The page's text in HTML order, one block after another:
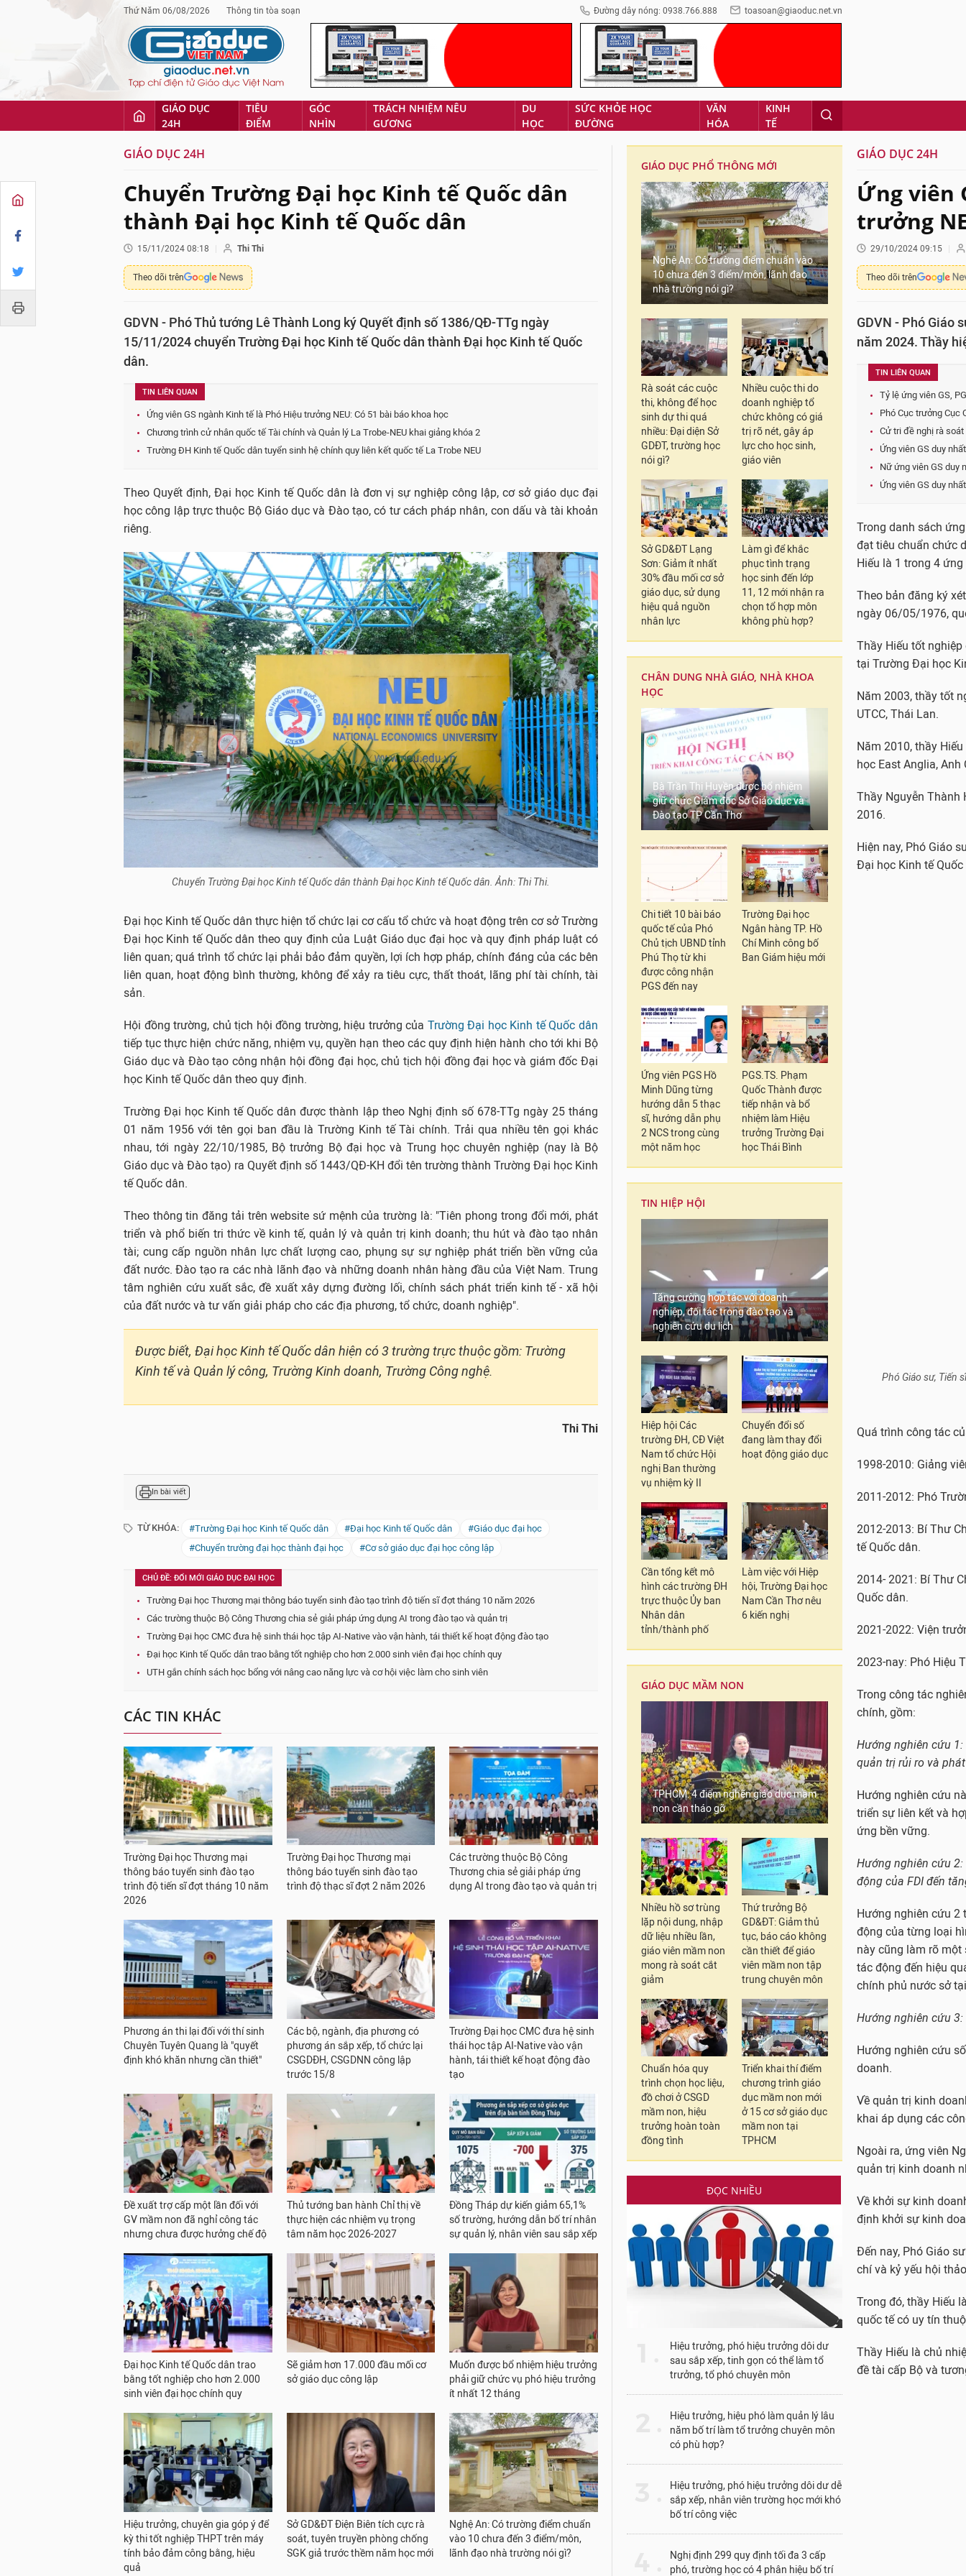
Thứ Năm 06/08/2026 Thông tin tòa soạn Đường dây nóng: 0938.766.888 toasoan@giaoduc.net.vn
GIÁO DỤC
24H
TIÊU
ĐIỂM
GÓC
NHÌN
TRÁCH NHIỆM NÊU
GƯƠNG
DU
HỌC
SỨC KHỎE HỌC
ĐƯỜNG
VĂN
HÓA
KINH
TẾ
GIÁO DỤC 24H
Chuyển Trường Đại học Kinh tế Quốc dân
thành Đại học Kinh tế Quốc dân
15/11/2024 08:18 Thi Thi
Theo dõi trên
GDVN - Phó Thủ tướng Lê Thành Long ký Quyết định số 1386/QĐ-TTg ngày
15/11/2024 chuyển Trường Đại học Kinh tế Quốc dân thành Đại học Kinh tế Quốc
dân.
TIN LIÊN QUAN
Ứng viên GS ngành Kinh tế là Phó Hiệu trưởng NEU: Có 51 bài báo khoa học
Chương trình cử nhân quốc tế Tài chính và Quản lý La Trobe-NEU khai giảng khóa 2
Trường ĐH Kinh tế Quốc dân tuyển sinh hệ chính quy liên kết quốc tế La Trobe NEU
Theo Quyết định, Đại học Kinh tế Quốc dân là đơn vị sự nghiệp công lập, cơ sở giáo dục đại
học công lập trực thuộc Bộ Giáo dục và Đào tạo, có tư cách pháp nhân, con dấu và tài khoản
riêng.
Chuyển Trường Đại học Kinh tế Quốc dân thành Đại học Kinh tế Quốc dân. Ảnh: Thi Thi.
Đại học Kinh tế Quốc dân thực hiện tổ chức lại cơ cấu tổ chức và hoạt động trên cơ sở Trường
Đại học Kinh tế Quốc dân theo quy định của Luật Giáo dục đại học và quy định pháp luật có
liên quan; quá trình tổ chức lại phải bảo đảm quyền, lợi ích hợp pháp, chính đáng của các bên
liên quan, hoạt động bình thường, không để xảy ra tiêu cực, thất thoát, lãng phí tài chính, tài
sản.
Hội đồng trường, chủ tịch hội đồng trường, hiệu trưởng của Trường Đại học Kinh tế Quốc dân
tiếp tục thực hiện chức năng, nhiệm vụ, quyền hạn theo các quy định hiện hành cho tới khi Bộ
Giáo dục và Đào tạo công nhận hội đồng đại học, chủ tịch hội đồng đại học và giám đốc Đại
học Kinh tế Quốc dân theo quy định.
Trường Đại học Kinh tế Quốc dân được thành lập theo Nghị định số 678-TTg ngày 25 tháng
01 năm 1956 với tên gọi ban đầu là Trường Kinh tế Tài chính. Trải qua nhiều tên gọi khác
nhau, tới ngày 22/10/1985, Bộ trưởng Bộ đại học và Trung học chuyên nghiệp (nay là Bộ
Giáo dục và Đào tạo) ra Quyết định số 1443/QĐ-KH đổi tên trường thành Trường Đại học Kinh
tế Quốc dân.
Theo thông tin đăng tải trên website sứ mệnh của trường là: "Tiên phong trong đổi mới, phát
triển và phổ biến tri thức về kinh tế, quản lý và quản trị kinh doanh; thu hút và đào tạo nhân
tài; cung cấp nguồn nhân lực chất lượng cao, phụng sự sự nghiệp phát triển bền vững của
đất nước. Đào tạo ra các nhà lãnh đạo và những doanh nhân hàng đầu của Việt Nam. Trung
tâm nghiên cứu xuất sắc, đề xuất xây dựng đường lối, chính sách phát triển kinh tế - xã hội
của đất nước và tư vấn giải pháp cho các địa phương, tổ chức, doanh nghiệp".
Được biết, Đại học Kinh tế Quốc dân hiện có 3 trường trực thuộc gồm: Trường
Kinh tế và Quản lý công, Trường Kinh doanh, Trường Công nghệ.
Thi Thi
In bài viết
TỪ KHÓA: #Trường Đại học Kinh tế Quốc dân #Đại học Kinh tế Quốc dân
#Giáo dục đại học
#Chuyển trường đại học thành đại học
#Cơ sở giáo dục đại học công lập
CHỦ ĐỀ: ĐỔI MỚI GIÁO DỤC ĐẠI HỌC
Trường Đại học Thương mại thông báo tuyển sinh đào tạo trình độ tiến sĩ đợt tháng 10 năm 2026
Các trường thuộc Bộ Công Thương chia sẻ giải pháp ứng dụng AI trong đào tạo và quản trị
Trường Đại học CMC đưa hệ sinh thái học tập AI-Native vào vận hành, tái thiết kế hoạt động đào tạo
Đại học Kinh tế Quốc dân trao bằng tốt nghiệp cho hơn 2.000 sinh viên đại học chính quy
UTH gắn chính sách học bổng với nâng cao năng lực và cơ hội việc làm cho sinh viên
CÁC TIN KHÁC
Trường Đại học Thương mại
thông báo tuyển sinh đào tạo
trình độ tiến sĩ đợt tháng 10 năm
2026
Trường Đại học Thương mại
thông báo tuyển sinh đào tạo
trình độ thạc sĩ đợt 2 năm 2026
Các trường thuộc Bộ Công
Thương chia sẻ giải pháp ứng
dụng AI trong đào tạo và quản trị
Phương án thi lại đối với thí sinh
Chuyên Tuyên Quang là "quyết
định khó khăn nhưng cần thiết"
Các bộ, ngành, địa phương có
phương án sắp xếp, tổ chức lại
CSGDĐH, CSGDNN công lập
trước 15/8
Trường Đại học CMC đưa hệ sinh
thái học tập AI-Native vào vận
hành, tái thiết kế hoạt động đào
tạo
Đề xuất trợ cấp một lần đối với
GV mầm non đã nghỉ công tác
nhưng chưa được hưởng chế độ
Thủ tướng ban hành Chỉ thị về
thực hiện các nhiệm vụ trọng
tâm năm học 2026-2027
Đồng Tháp dự kiến giảm 65,1%
số trường, hướng dẫn bố trí nhân
sự quản lý, nhân viên sau sắp xếp
Đại học Kinh tế Quốc dân trao
bằng tốt nghiệp cho hơn 2.000
sinh viên đại học chính quy
Sẽ giảm hơn 17.000 đầu mối cơ
sở giáo dục công lập
Muốn được bổ nhiệm hiệu trưởng
phải giữ chức vụ phó hiệu trưởng
ít nhất 12 tháng
Hiệu trưởng, chuyên gia góp ý để
kỳ thi tốt nghiệp THPT trên máy
tính bảo đảm công bằng, hiệu
quả
Sở GD&ĐT Điện Biên tích cực rà
soát, tuyên truyền phòng chống
SGK giả trước thềm năm học mới
Nghệ An: Có trường điểm chuẩn
vào 10 chưa đến 3 điểm/môn,
lãnh đạo nhà trường nói gì?
GIÁO DỤC PHỔ THÔNG MỚI
Nghệ An: Có trường điểm chuẩn vào
10 chưa đến 3 điểm/môn, lãnh đạo
nhà trường nói gì?
Rà soát các cuộc
thi, không để học
sinh dự thi quá
nhiều: Đại diện Sở
GDĐT, trường học
nói gì?
Nhiều cuộc thi do
doanh nghiệp tổ
chức không có giá
trị rõ nét, gây áp
lực cho học sinh,
giáo viên
Sở GD&ĐT Lạng
Sơn: Giảm ít nhất
30% đầu mối cơ sở
giáo dục, sử dụng
hiệu quả nguồn
nhân lực
Làm gì để khắc
phục tình trạng
học sinh đến lớp
11, 12 mới nhận ra
chọn tổ hợp môn
không phù hợp?
CHÂN DUNG NHÀ GIÁO, NHÀ KHOA
HỌC
Bà Trần Thị Huyền được bổ nhiệm
giữ chức Giám đốc Sở Giáo dục và
Đào tạo TP Cần Thơ
Chi tiết 10 bài báo
quốc tế của Phó
Chủ tịch UBND tỉnh
Phú Thọ từ khi
được công nhận
PGS đến nay
Trường Đại học
Ngân hàng TP. Hồ
Chí Minh công bố
Ban Giám hiệu mới
Ứng viên PGS Hồ
Minh Dũng từng
hướng dẫn 5 thạc
sĩ, hướng dẫn phụ
2 NCS trong cùng
một năm học
PGS.TS. Phạm
Quốc Thành được
tiếp nhận và bổ
nhiệm làm Hiệu
trưởng Trường Đại
học Thái Bình
TIN HIỆP HỘI
Tăng cường hợp tác với doanh
nghiệp, đối tác trong đào tạo và
nghiên cứu du lịch
Hiệp hội Các
trường ĐH, CĐ Việt
Nam tổ chức Hội
nghị Ban thường
vụ nhiệm kỳ II
Chuyển đổi số
đang làm thay đổi
hoạt động giáo dục
Cần tổng kết mô
hình các trường ĐH
trực thuộc Ủy ban
Nhân dân
tỉnh/thành phố
Làm việc với Hiệp
hội, Trường Đại học
Nam Cần Thơ nêu
6 kiến nghị
GIÁO DỤC MẦM NON
TPHCM: 4 điểm nghẽn giáo dục mầm
non cần tháo gỡ
Nhiều hồ sơ trùng
lặp nội dung, nhập
dữ liệu nhiều lần,
giáo viên mầm non
mong rà soát cắt
giảm
Thứ trưởng Bộ
GD&ĐT: Giảm thủ
tục, báo cáo không
cần thiết để giáo
viên mầm non tập
trung chuyên môn
Chuẩn hóa quy
trình chọn học liệu,
đồ chơi ở CSGD
mầm non, hiệu
trưởng hoàn toàn
đồng tình
Triển khai thí điểm
chương trình giáo
dục mầm non mới
ở 15 cơ sở giáo dục
mầm non tại
TPHCM
ĐỌC NHIỀU
Hiệu trưởng, phó hiệu trưởng dôi dư
sau sắp xếp, tinh gọn có thể làm tổ
trưởng, tổ phó chuyên môn
Hiệu trưởng, hiệu phó làm quản lý lâu
năm bố trí làm tổ trưởng chuyên môn
có phù hợp?
Hiệu trưởng, phó hiệu trưởng dôi dư dễ
sắp xếp, nhân viên trường học mới khó
bố trí công việc
Nghị định 299 quy định tối đa 3 cấp
phó, trường học có 4 phân hiệu bố trí
GIÁO DỤC 24H
Ứng viên
trưởng
29/10/2024 09:15
Theo dõi trên
GDVN - Phó Giáo
năm 2024. Thầy
TIN LIÊN QUAN
Tỷ lệ ứng viên GS,
Phó Cục trưởng Cục
Cử tri đề nghị rà
Ứng viên GS duy
Nữ ứng viên GS duy
Ứng viên GS duy
Trong danh sách
đạt tiêu chuẩn chức
Hiếu là 1 trong 4
Theo bản đăng ký
ngày 06/05/1976,
Thầy Hiếu tốt nghiệp
tại Trường Đại học
Năm 2003, thầy tốt
UTCC, Thái Lan.
Năm 2010, thầy
học East Anglia, Anh
Thầy Nguyễn Thành
2016.
Hiện nay, Phó Giáo
Đại học Kinh tế Quốc
2012-2013: Bí Thư
Quốc dân.
2021-2022: Viện
2023-nay: Phó Hiệu
Trong công tác
chính, gồm:
Hướng nghiên cứu
quản trị rủi ro và
Hướng nghiên cứu
triển sự liên kết và
ứng bền vững.
Hướng nghiên cứu
động của FDI đến
Hướng nghiên cứu
động của từng loại
này cũng làm rõ một
tác động đến hiệu
chính phủ nước sở
Hướng nghiên cứu
Hướng nghiên cứu
doanh.
Về quản trị kinh
khai áp dụng các
Ngoài ra, ứng viên
quản trị kinh doanh
Về khởi sự kinh
định khởi sự kinh
Đến nay, Phó Giáo
chí và kỷ yếu hội
Trong đó, thầy Hiếu
quốc tế có uy tín
Thầy Hiếu là chủ
đề tài cấp Bộ và